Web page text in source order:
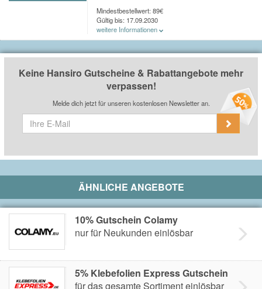
Mindestbestellwert: 89€
Gültig bis: 17.09.2030
weitere Informationen
Du erhältst einen 10€ Gutschein nach der Anmeldung
einem Einkaufswert von 89€ eingelöst werden.
Keine Hansiro Gutscheine & Rabattangebote mehr
verpassen!
Melde dich jetzt für unseren kostenlosen Newsletter an.
ÄHNLICHE ANGEBOTE
10% Gutschein Colamy
nur für Neukunden einlösbar
5% Klebefolien Express Gutschein
für das gesamte Sortiment einlösbar